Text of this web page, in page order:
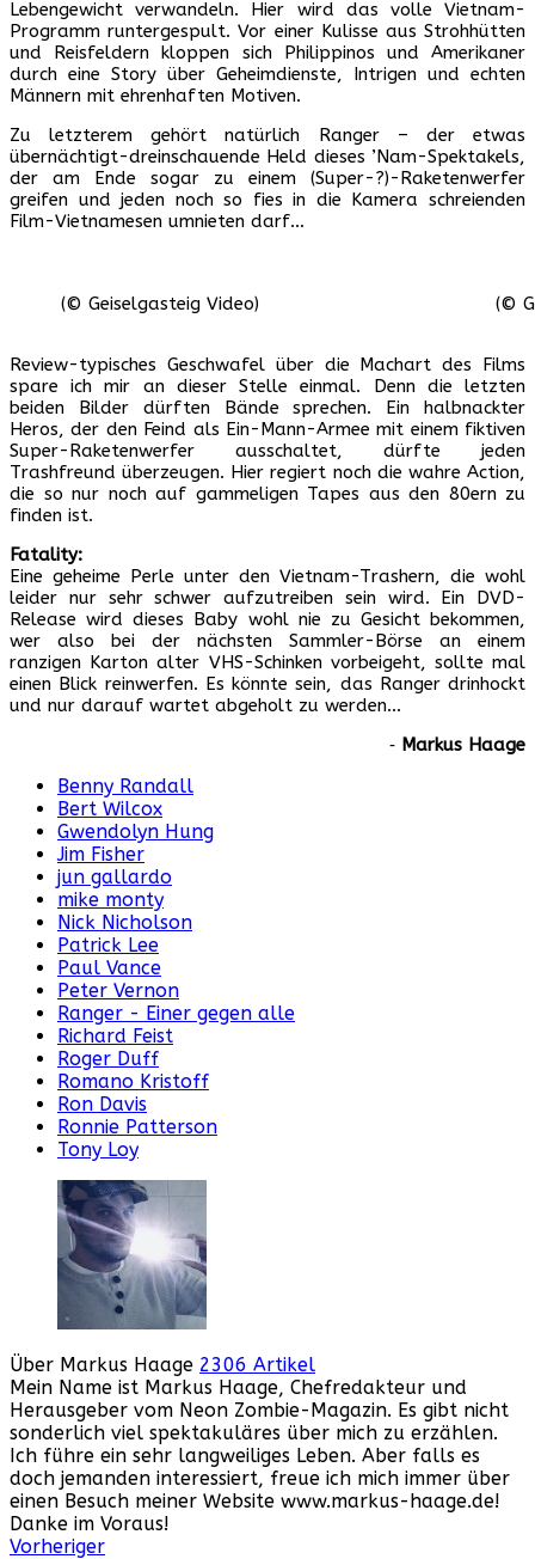
Lebengewicht verwandeln. Hier wird das volle Vietnam-
Programm runtergespult. Vor einer Kulisse aus Strohhütten
und Reisfeldern kloppen sich Philippinos und Amerikaner
durch eine Story über Geheimdienste, Intrigen und echten
Männern mit ehrenhaften Motiven.
Zu letzterem gehört natürlich Ranger – der etwas
übernächtigt-dreinschauende Held dieses ’Nam-Spektakels,
der am Ende sogar zu einem (Super-?)-Raketenwerfer
greifen und jeden noch so fies in die Kamera schreienden
Film-Vietnamesen umnieten darf…
(© Geiselgasteig Video) (©
Review-typisches Geschwafel über die Machart des Films
spare ich mir an dieser Stelle einmal. Denn die letzten
beiden Bilder dürften Bände sprechen. Ein halbnackter
Heros, der den Feind als Ein-Mann-Armee mit einem fiktiven
Super-Raketenwerfer ausschaltet, dürfte jeden
Trashfreund überzeugen. Hier regiert noch die wahre Action,
die so nur noch auf gammeligen Tapes aus den 80ern zu
finden ist.
Fatality:
Eine geheime Perle unter den Vietnam-Trashern, die wohl
leider nur sehr schwer aufzutreiben sein wird. Ein DVD-
Release wird dieses Baby wohl nie zu Gesicht bekommen,
wer also bei der nächsten Sammler-Börse an einem
ranzigen Karton alter VHS-Schinken vorbeigeht, sollte mal
einen Blick reinwerfen. Es könnte sein, das Ranger drinhockt
und nur darauf wartet abgeholt zu werden…
‐ Markus Haage
Benny Randall
Bert Wilcox
Gwendolyn Hung
Jim Fisher
jun gallardo
mike monty
Nick Nicholson
Patrick Lee
Paul Vance
Peter Vernon
Ranger - Einer gegen alle
Richard Feist
Roger Duff
Romano Kristoff
Ron Davis
Ronnie Patterson
Tony Loy
Über Markus Haage 2306 Artikel
Mein Name ist Markus Haage, Chefredakteur und
Herausgeber vom Neon Zombie-Magazin. Es gibt nicht
sonderlich viel spektakuläres über mich zu erzählen.
Ich führe ein sehr langweiliges Leben. Aber falls es
doch jemanden interessiert, freue ich mich immer über
einen Besuch meiner Website www.markus-haage.de!
Danke im Voraus!
Webseite
Facebook
Instagram
YouTube
Vorheriger